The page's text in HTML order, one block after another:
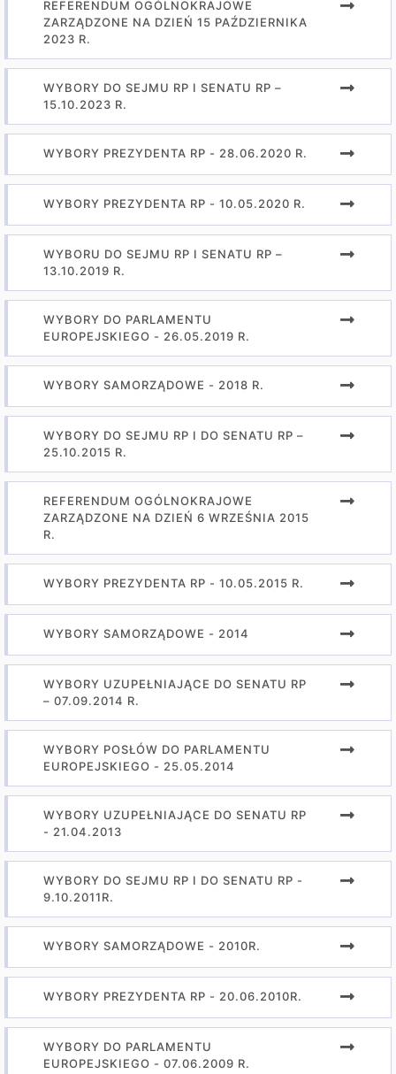
REFERENDUM OGÓLNOKRAJOWE
ZARZĄDZONE NA DZIEŃ 15 PAŹDZIERNIKA
2023 R.
WYBORY DO SEJMU RP I SENATU RP –
15.10.2023 R.
WYBORY PREZYDENTA RP - 28.06.2020 R.
WYBORY PREZYDENTA RP - 10.05.2020 R.
WYBORU DO SEJMU RP I SENATU RP –
13.10.2019 R.
WYBORY DO PARLAMENTU
EUROPEJSKIEGO - 26.05.2019 R.
WYBORY SAMORZĄDOWE - 2018 R.
WYBORY DO SEJMU RP I DO SENATU RP –
25.10.2015 R.
REFERENDUM OGÓLNOKRAJOWE
ZARZĄDZONE NA DZIEŃ 6 WRZEŚNIA 2015
R.
WYBORY PREZYDENTA RP - 10.05.2015 R.
WYBORY SAMORZĄDOWE - 2014
WYBORY UZUPEŁNIAJĄCE DO SENATU RP
– 07.09.2014 R.
WYBORY POSŁÓW DO PARLAMENTU
EUROPEJSKIEGO - 25.05.2014
WYBORY UZUPEŁNIAJĄCE DO SENATU RP
- 21.04.2013
WYBORY DO SEJMU RP I DO SENATU RP -
9.10.2011R.
WYBORY SAMORZĄDOWE - 2010R.
WYBORY PREZYDENTA RP - 20.06.2010R.
WYBORY DO PARLAMENTU
EUROPEJSKIEGO - 07.06.2009 R.